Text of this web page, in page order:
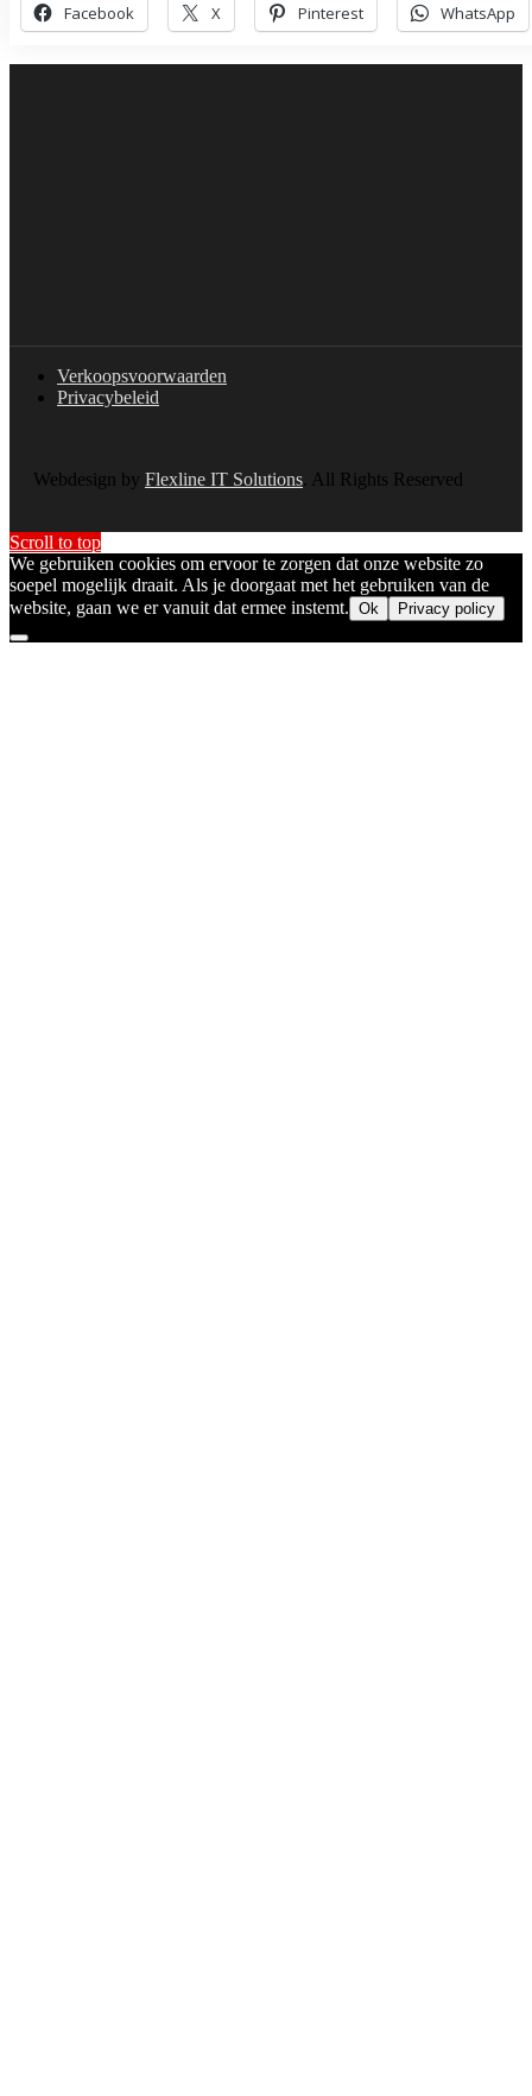
Facebook X Pinterest WhatsApp
Verkoopsvoorwaarden
Privacybeleid
Webdesign by Flexline IT Solutions . All Rights Reserved
Scroll to top
We gebruiken cookies om ervoor te zorgen dat onze website zo
soepel mogelijk draait. Als je doorgaat met het gebruiken van de
website, gaan we er vanuit dat ermee instemt. Ok Privacy policy